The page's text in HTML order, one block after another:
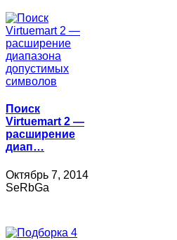
Поиск
Virtuemart 2 —
расширение
диап…
Октябрь 7, 2014
SeRbGa